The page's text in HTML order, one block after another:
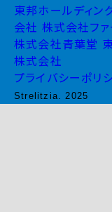
東邦ホールディン
会社 株式会社フ
株式会社青葉堂
株式会社
プライバシーポリ
Strelitzia. 2025